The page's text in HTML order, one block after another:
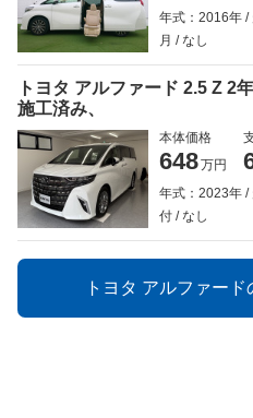
年式：2016年
月
なし
トヨタ アルファード 2.5 Z 2
施工済み、
本体価格
648万円
年式：2023年
付
なし
トヨタ アルファー